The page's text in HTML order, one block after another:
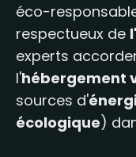
éco-
respectueux de
experts
l'hébergement
sources d'
écologique)